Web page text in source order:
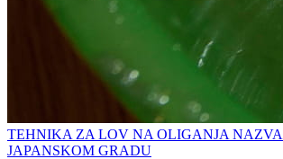
TEHNIKA ZA LOV NA OLIGANJA
JAPANSKOM GRADU